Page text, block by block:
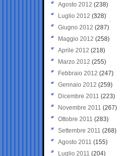
Agosto 2012 (238)
Luglio 2012 (328)
Giugno 2012 (287)
Maggio 2012 (258)
Aprile 2012 (218)
Marzo 2012 (255)
Febbraio 2012 (247)
Gennaio 2012 (259)
Dicembre 2011 (223)
Novembre 2011 (267)
Ottobre 2011 (283)
Settembre 2011 (268)
Agosto 2011 (155)
Luglio 2011 (204)